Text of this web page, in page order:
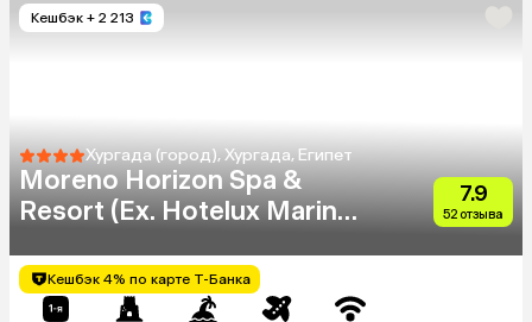
Кешбэк + 2 213
Хургада (город), Хургада, Египет
Moreno Horizon Spa &
Resort (Ex. Hotelux Marina
7.9
52 отзыва
Кешбэк 4% по карте Т-Банка